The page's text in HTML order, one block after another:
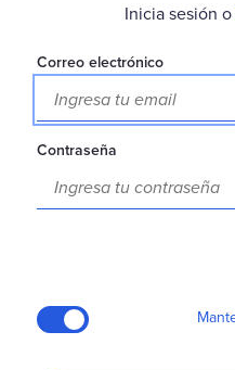
Aguas Lampa
Aguas Manquehue
Aguas
Aguas Santiago
Nueva Atacama
Inicia sesión o
Correo electrónico
Contraseña